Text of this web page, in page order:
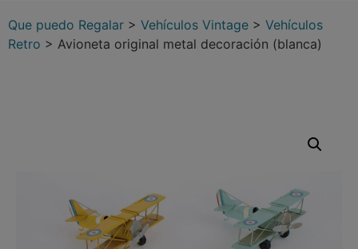
Que puedo Regalar > Vehículos Vintage > Vehículos
Retro > Avioneta original metal decoración (blanca)